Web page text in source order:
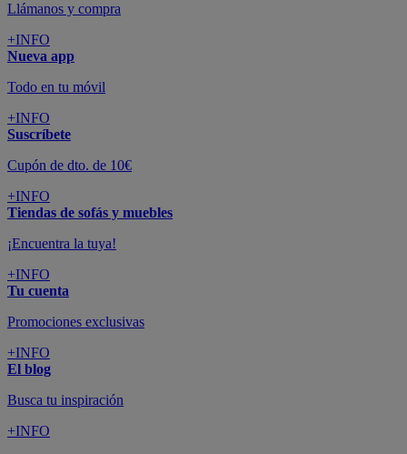
Llámanos y compra
+INFO
Nueva app
Todo en tu móvil
+INFO
Suscríbete
Cupón de dto. de 10€
+INFO
Tiendas de sofás y muebles
¡Encuentra la tuya!
+INFO
Tu cuenta
Promociones exclusivas
+INFO
El blog
Busca tu inspiración
+INFO